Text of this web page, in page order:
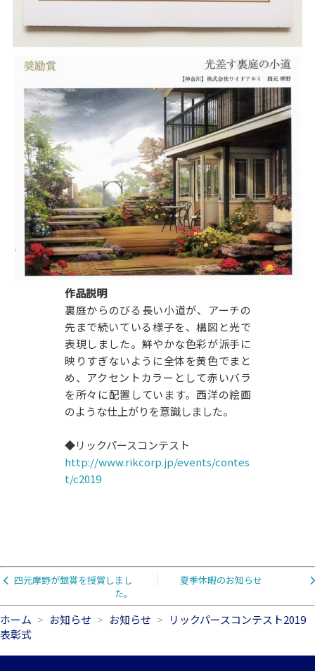
作品説明
裏庭からのびる長い小道が、アーチの
先まで続いている様子を、構図と光で
表現しました。鮮やかな色彩が派手に
映りすぎないように全体を黄色でまと
め、アクセントカラーとして赤いバラ
を所々に配置しています。西洋の絵画
のような仕上がりを意識しました。
◆リックパースコンテスト
http://www.rikcorp.jp/events/contes
t/c2019
夏季休暇のお知らせ
四元摩野が銀賞を授賞しまし
た。
ホーム お知らせ お知らせ
リックパースコンテスト2019
表彰式